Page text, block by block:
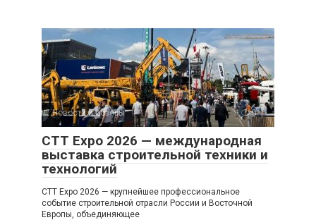
Новости и обзоры 0
CTT Expo 2026 — международная
выставка строительной техники и
технологий
CTT Expo 2026 — крупнейшее профессиональное
событие строительной отрасли России и Восточной
Европы, объединяющее